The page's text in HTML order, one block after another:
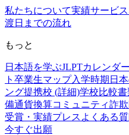
私たちについて実績サービス
渡日までの流れ
もっと
日本語を学ぶJLPTカレンダー
ト 卒業生マップ入学時期 日
ング提携校 (詳細)学校比較書
備通貨換算コミュニティ詐
受賞・実績プレス よくある
今すぐ出願